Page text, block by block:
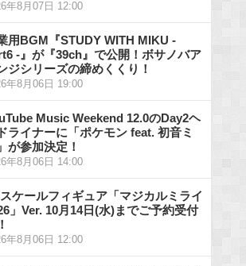
年8月07日 12:00
用BGM『STUDY WITH MIKU -
-』が『39ch』で公開！ボサノバア
ジシリーズの締めくくり！
年8月06日 19:00
Music Weekend 12.0のDay2ヘ
ライナーに「ポケモン feat. 初音ミ
が参加決定！
年8月06日 14:00
ケールフィギュア「マジカルミライ
」Ver. 10月14日(水)までご予約受付
年8月06日 12:00